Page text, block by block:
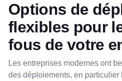
Options de
flexibles pour
fous de votre
Les entreprises modernes ont
des déploiements, en particulier